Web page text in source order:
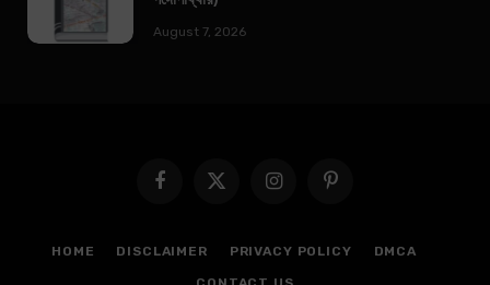
August 7, 2026
Facebook
X
InstagramPinterest
HOME DISCLAIMER PRIVACY POLICY DMCA